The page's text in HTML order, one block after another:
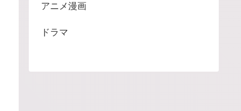
アニメ漫画
ドラマ